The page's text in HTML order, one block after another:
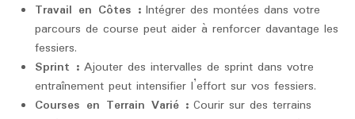
Travail en Côtes : Intégrer des montées dans votre
parcours de course peut aider à renforcer davantage les
fessiers.
Sprint : Ajouter des intervalles de sprint dans votre
entraînement peut intensifier l’effort sur vos fessiers.
Courses en Terrain Varié : Courir sur des terrains